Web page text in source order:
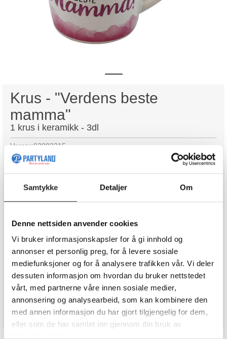
Samtykke Detaljer Om
Denne nettsiden anvender cookies
Vi bruker informasjonskapsler for å gi innhold og
annonser et personlig preg, for å levere sosiale
mediefunksjoner og for å analysere trafikken vår. Vi deler
dessuten informasjon om hvordan du bruker nettstedet
vårt, med partnerne våre innen sosiale medier,
annonsering og analysearbeid, som kan kombinere den
med annen informasjon du har gjort tilgjengelig for dem,
eller som de har samlet inn gjennom din bruk av
Krus - "Verdens beste
mamma"
1 krus i keramikk - 3dl
Varenr:93082315
129,90
Kjøp
Legg i ønskeliste
På lager